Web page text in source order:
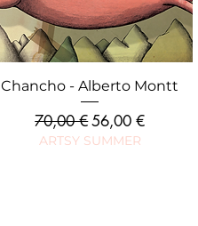
Aperçu rapide
Chancho - Alberto Montt
Prix original
70,00 €Prix promotionnel
56,00 €
ARTSY SUMMER